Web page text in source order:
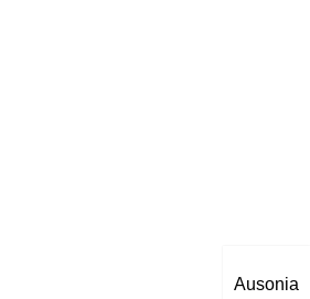
Ausonia